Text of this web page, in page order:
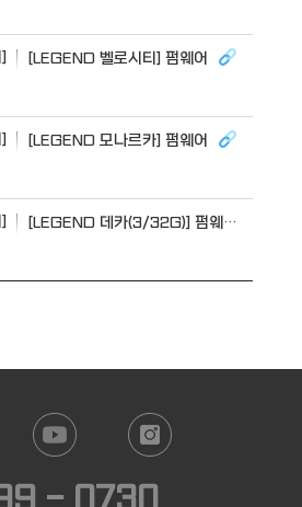
[LEGEND 벨로시티] 펌웨어
[LEGEND 모나르카] 펌웨어
[LEGEND 데카(3/32G)] 펌웨어